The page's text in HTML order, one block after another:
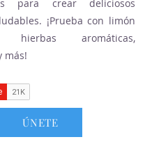
para crear deliciosos
¡Prueba con limón
hierbas aromáticas,
más!
ÚNETE